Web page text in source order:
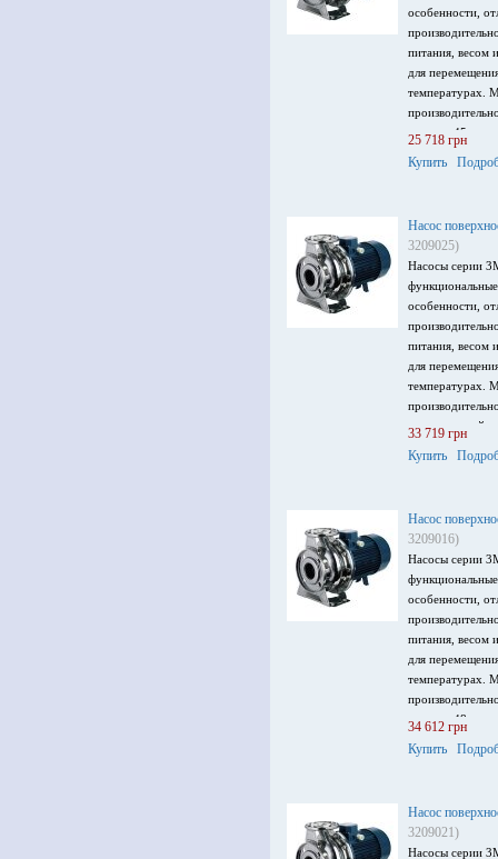
особенности,
питания, весом
для
температурах.
напор – 45 м,
питания 3 ~
25 718 грн
Купить
Насос
3209025)
Насосы серии
особенности,
питания, весом
для
температурах.
максимальный
кВт,
33 719 грн
Купить
Насос
3209016)
Насосы серии
особенности,
питания, весом
для
температурах.
напор – 48 м,
питания 3 ~
34 612 грн
Купить
Насос
3209021)
Насосы серии